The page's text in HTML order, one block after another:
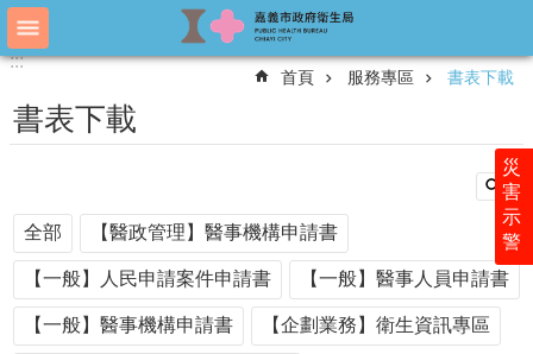
跳到主要內容區塊
進
搜
尋
認
識
衛
生
局
:::
災
害
示
警
:::
首頁 服務專區 書表下載
書表下載
全部 【醫政管理】醫事機構申請書
【一般】人民申請案件申請書 【一般】醫事人員申請書
【一般】醫事機構申請書 【企劃業務】衛生資訊專區